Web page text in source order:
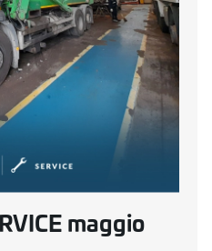
maggio